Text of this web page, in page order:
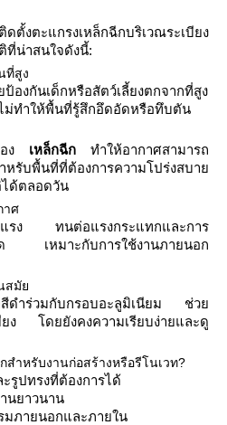
ตั้งตะแกรงเหล็กฉีกบริเวณระเบียง
น่าสนใจดังนี้:
ที่สูง
องกันเด็กหรือสัตว์เลี้ยงตกจากที่สูง
ม่ทำให้พื้นที่รู้สึกอึดอัดหรือทึบตัน
อง เหล็กฉีก ทำให้อากาศสามารถ
รับพื้นที่ที่ต้องการความโปร่งสบา
ด้ตลอดวัน
าศ
แรง ทนต่อแรงกระแทกและการ
ด เหมาะกับการใช้งานภายนอก
นสมั
กสีดำร่วมกับกรอบอะลูมิเนียม ช่ว
ยง โดยยังคงความเรียบง่ายและดู
สำหรับงานก่อสร้างหรือรีโนเวท?
รูปทรงที่ต้องการได้
นยาวนาน
มภายนอกและภายใน